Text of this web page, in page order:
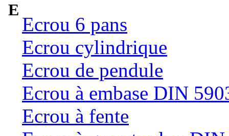
E
Ecrou 6 pans
Ecrou cylindrique
Ecrou de pendule
Ecrou à embase DIN
Ecrou à fente